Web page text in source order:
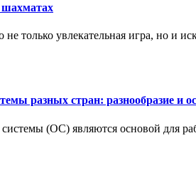
только увлекательная игра, но и
разных стран: разнообразие и
(ОС) являются основой для